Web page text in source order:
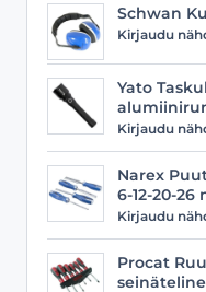
Schwan
Kirjaudu
Yato
Kirjaudu
Narex
6-12-20-26
Kirjaudu
Procat